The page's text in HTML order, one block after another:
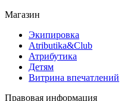
Магазин
Экипировка
Atributika&Club
Атрибутика
Детям
Витрина впечатлений
Правовая информация